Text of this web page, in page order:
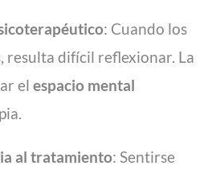
: Cuando los
resulta difícil reflexionar. La
el espacio mental
al tratamiento: Sentirse